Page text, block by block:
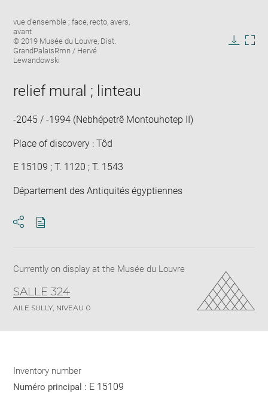
Image
caption:
vue d'ensemble ; face, recto, avers,
avant
© 2019 Musée du Louvre, Dist.
GrandPalaisRmn / Hervé
Lewandowski
relief mural ; linteau
-2045 / -1994 (Nebhépetrê Montouhotep II)
Place of discovery : Tôd
E 15109 ; T. 1120 ; T. 1543
Département des Antiquités égyptiennes
Currently on display at the Musée du Louvre
SALLE 324
AILE SULLY, NIVEAU 0
Inventory number
Numéro principal : E 15109